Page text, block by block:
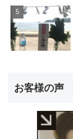
お客様の声